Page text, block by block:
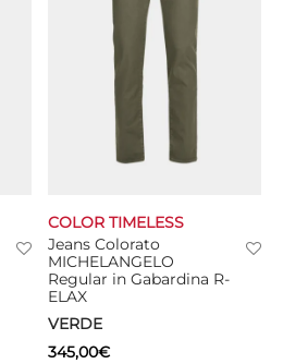
Jeans Colorato
MICHELANGELO
Regular in Gabardina R-
ELAX
VERDE
COLOR TIMELESS
345,00€